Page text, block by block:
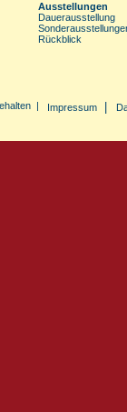
Ausstellungen
Dauerausstellung
Rückblick
| Impressum